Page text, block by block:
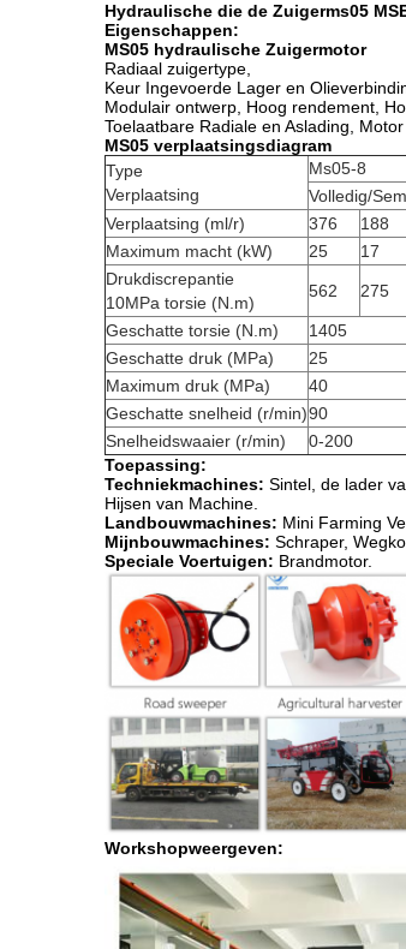
Hydraulische die de Zuigerms05
Eigenschappen:
MS05 hydraulische Zuigermotor
Radiaal zuigertype,
Keur Ingevoerde Lager en
Modulair ontwerp, Hoog rendement,
Toelaatbare Radiale en Aslading,
MS05 verplaatsingsdiagram
Type
Verplaatsing
Ms05-8
Volledig/
Verplaatsing (ml/r)
376 188
Maximum macht (kW)
25 17
Drukdiscrepantie
10MPa torsie (N.m)
562 275
Geschatte torsie (N.m) 1405
Geschatte druk (MPa)
25
Maximum druk (MPa)
40
Geschatte snelheid (r/min)90
Snelheidswaaier (r/min)
0-200
Toepassing:
Techniekmachines: Sintel, de lader
Hijsen van Machine.
Landbouwmachines: Mini Farming
Mijnbouwmachines: Schraper,
Speciale Voertuigen: Brandmotor.
Workshopweergeven: